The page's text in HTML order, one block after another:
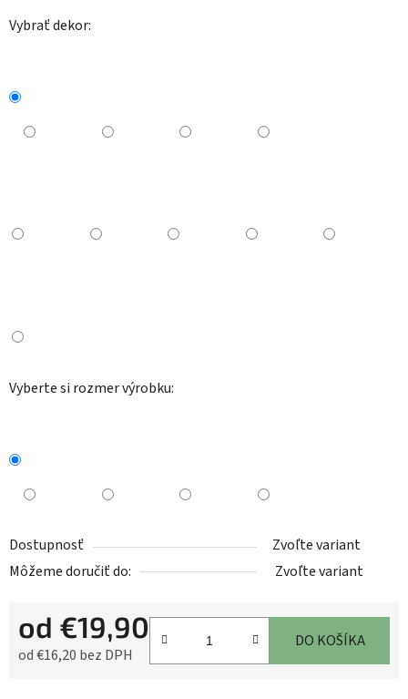
Vybrať dekor:
Vyberte si rozmer výrobku:
Dostupnosť
Zvoľte variant
Môžeme doručiť do:
Zvoľte variant
od €19,90
od€16,20 bez DPH
DO KOŠÍKA